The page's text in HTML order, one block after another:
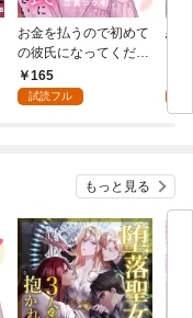
お金を払うので初めて
の彼氏になってくださ
い: 1
165
試読フル
恋
もっと見る